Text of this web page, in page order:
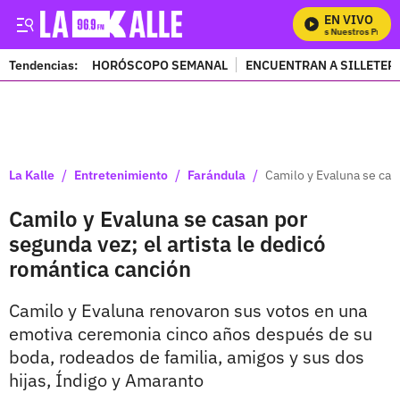
EN VIVO
Mira Todos Nuestros
Tendencias: HORÓSCOPO SEMANAL ENCUENTRAN A
La Kalle / Entretenimiento / Farándula / Camilo y Evaluna se
Camilo y Evaluna se casan por
segunda vez; el artista le dedicó
romántica canción
Camilo y Evaluna renovaron sus votos en una
emotiva ceremonia cinco años después de su
boda, rodeados de familia, amigos y sus dos
hijas, Índigo y Amaranto